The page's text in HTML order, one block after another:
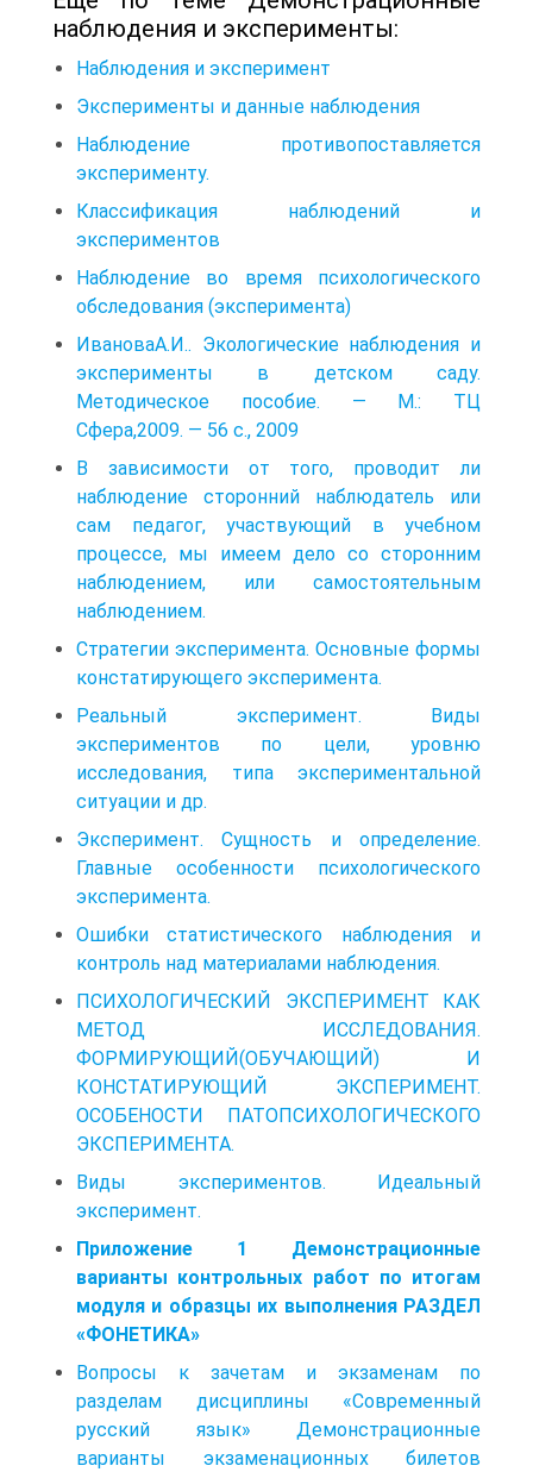
наблюдения и эксперименты:
Наблюдения и эксперимент
Эксперименты и данные наблюдения
Наблюдение противопоставляется
эксперименту.
Классификация наблюдений и
экспериментов
Наблюдение во время психологического
обследования (эксперимента)
ИвановаА.И.. Экологические наблюдения и
эксперименты в детском саду.
Методическое пособие. — М.: ТЦ
Сфера,2009. — 56 с., 2009
В зависимости от того, проводит ли
наблюдение сторонний наблюдатель или
сам педагог, участвующий в учебном
процессе, мы имеем дело со сторонним
наблюдением, или самостоятельным
наблюдением.
Стратегии эксперимента. Основные формы
констатирующего эксперимента.
Реальный эксперимент. Виды
экспериментов по цели, уровню
исследования, типа экспериментальной
ситуации и др.
Эксперимент. Сущность и определение.
Главные особенности психологического
эксперимента.
Ошибки статистического наблюдения и
контроль над материалами наблюдения.
ПСИХОЛОГИЧЕСКИЙ ЭКСПЕРИМЕНТ КАК
МЕТОД ИССЛЕДОВАНИЯ.
ФОРМИРУЮЩИЙ(ОБУЧАЮЩИЙ) И
КОНСТАТИРУЮЩИЙ ЭКСПЕРИМЕНТ.
ОСОБЕНОСТИ ПАТОПСИХОЛОГИЧЕСКОГО
ЭКСПЕРИМЕНТА.
Виды экспериментов. Идеальный
эксперимент.
Приложение 1 Демонстрационные
варианты контрольных работ по итогам
модуля и образцы их выполнения РАЗДЕЛ
«ФОНЕТИКА»
Вопросы к зачетам и экзаменам по
разделам дисциплины «Современный
русский язык» Демонстрационные
варианты экзаменационных билетов